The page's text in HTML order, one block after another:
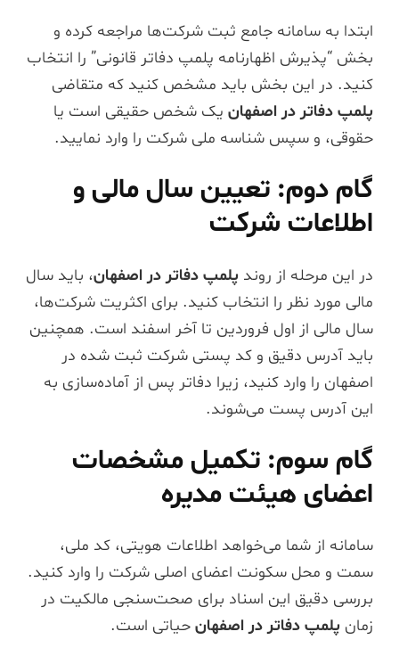
ابتدا به سامانه جامع ثبت شرکت‌ها مراجعه کرده و
بخش “پذیرش اظهارنامه پلمپ دفاتر قانونی” را انتخاب
کنید. در این بخش باید مشخص کنید که متقاضی
پلمپ دفاتر در اصفهانیک شخص حقیقی است یا
حقوقی، و سپس شناسه ملی شرکت را وارد نمایید.
گام دوم: تعیین سال مالی و
اطلاعات شرکت
در این مرحله از روند پلمپ دفاتر در اصفهان، باید سال
مالی مورد نظر را انتخاب کنید. برای اکثریت شرکت‌ها،
سال مالی از اول فروردین تا آخر اسفند است. همچنین
باید آدرس دقیق و کد پستی شرکت ثبت شده در
اصفهان را وارد کنید، زیرا دفاتر پس از آماده‌سازی به
این آدرس پست می‌شوند.
گام سوم: تکمیل مشخصات
اعضای هیئت مدیره
سامانه از شما می‌خواهد اطلاعات هویتی، کد ملی،
سمت و محل سکونت اعضای اصلی شرکت را وارد کنید.
بررسی دقیق این اسناد برای صحت‌سنجی مالکیت در
زمان پلمپ دفاتر در اصفهانحیاتی است.